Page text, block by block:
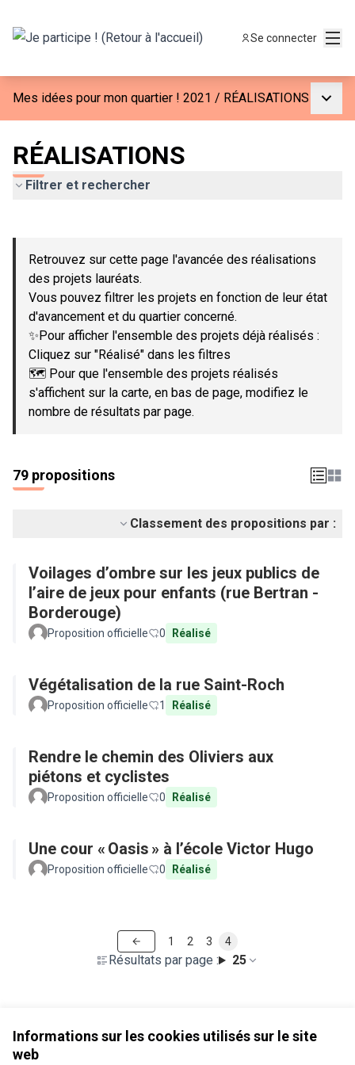
Informations sur les cookies utilisés sur le site
web
Se connecter
Mes idées pour mon quartier ! 2021 / RÉALISATIONS
RÉALISATIONS
Filtrer et rechercher
−
Retrouvez sur cette page l'avancée des réalisations
des projets lauréats.
Vous pouvez filtrer les projets en fonction de leur état
d'avancement et du quartier concerné.
✨Pour afficher l'ensemble des projets déjà réalisés :
Cliquez sur "Réalisé" dans les filtres
🗺️ Pour que l'ensemble des projets réalisés
s'affichent sur la carte, en bas de page, modifiez le
nombre de résultats par page.
79 propositions
Classement des propositions par :
Voilages d’ombre sur les jeux publics de
l’aire de jeux pour enfants (rue Bertran -
Borderouge)
Proposition officielle 0 Réalisé
Végétalisation de la rue Saint-Roch
Proposition officielle 1 Réalisé
Rendre le chemin des Oliviers aux
piétons et cyclistes
Proposition officielle 0 Réalisé
Une cour « Oasis » à l’école Victor Hugo
Proposition officielle 0 Réalisé
Résultats par page : 25
1 2 3 4